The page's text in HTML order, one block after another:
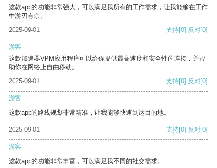
这款app的功能非常强大，可以满足我所有的工作需求，让我能够在工作
中游刃有余。
2025-09-01
支持[0] 反对[0]
游客
这款加速器VPM应用程序可以给你提供最高速度和安全性的连接，并帮
助你在网络上自由移动。
2025-09-01
支持[0] 反对[0]
游客
这款app的路线规划非常精准，让我能够快速到达目的地。
2025-09-01 支持[0] 反对[0]
游客
这款app的功能非常丰富，可以满足我不同的社交需求。